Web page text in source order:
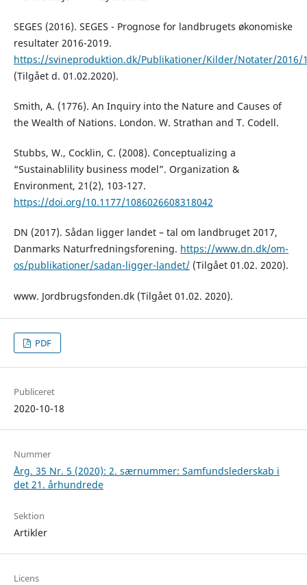
SEGES (2016). SEGES - Prognose for landbrugets økonomiske
resultater 2016-2019.
https://svineproduktion.dk/Publikationer/Kilder/Notater/2016/
(Tilgået d. 01.02.2020).
Smith, A. (1776). An Inquiry into the Nature and Causes of
the Wealth of Nations. London. W. Strathan and T. Codell.
Stubbs, W., Cocklin, C. (2008). Conceptualizing a
“Sustainablility business model”. Organization &
Environment, 21(2), 103-127.
https://doi.org/10.1177/1086026608318042
DN (2017). Sådan ligger landet – tal om landbruget 2017,
Danmarks Naturfredningsforening. https://www.dn.dk/om-
os/publikationer/sadan-ligger-landet/(Tilgået 01.02. 2020).
www. Jordbrugsfonden.dk (Tilgået 01.02. 2020).
PDF
Publiceret
2020-10-18
Nummer
Årg. 35 Nr. 5 (2020): 2. særnummer: Samfundslederskab i
det 21. århundrede
Sektion
Artikler
Licens